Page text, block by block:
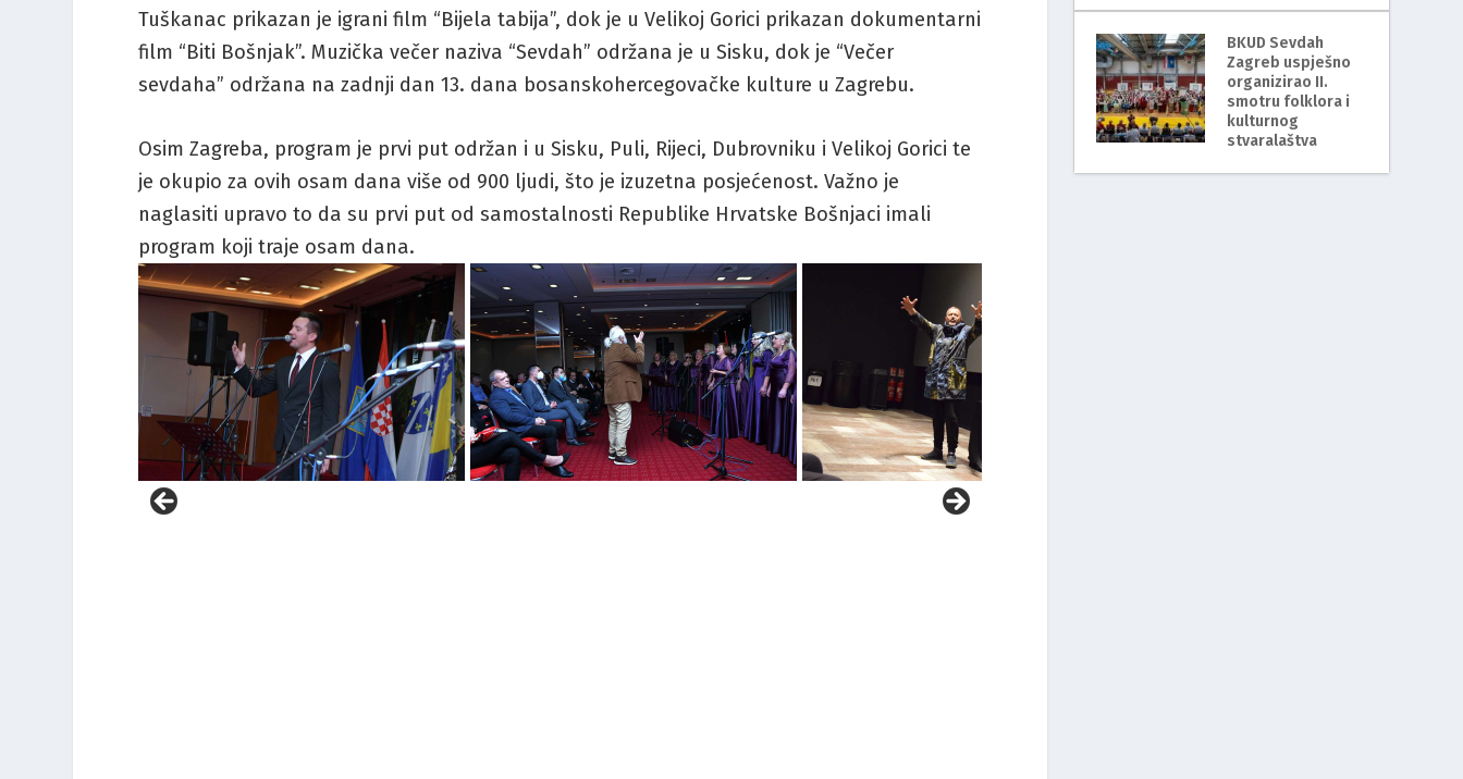
Tuškanac prikazan je igrani film “Bijela tabija”, dok je u Velikoj Gorici prikazan dokumentarni
film “Biti Bošnjak”. Muzička večer naziva “Sevdah” održana je u Sisku, dok je “Večer
sevdaha” održana na zadnji dan 13. dana bosanskohercegovačke kulture u Zagrebu.
Osim Zagreba, program je prvi put održan i u Sisku, Puli, Rijeci, Dubrovniku i Velikoj Gorici te
je okupio za ovih osam dana više od 900 ljudi, što je izuzetna posjećenost. Važno je
naglasiti upravo to da su prvi put od samostalnosti Republike Hrvatske Bošnjaci imali
program koji traje osam dana.
BKUD Sevdah
Zagreb uspješno
organizirao II.
smotru folklora i
kulturnog
stvaralaštva